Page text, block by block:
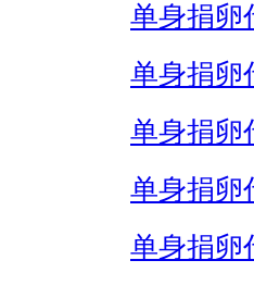
单身捐卵
单身捐卵
单身捐卵
单身捐卵
单身捐卵